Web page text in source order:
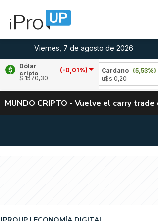
Viernes, 7 de agosto de 2026
Dólar
cripto
(-0,01%)
$ 1570,30
Cardano
(5,53%)
MUNDO CRIPTO - Vuelve el carry